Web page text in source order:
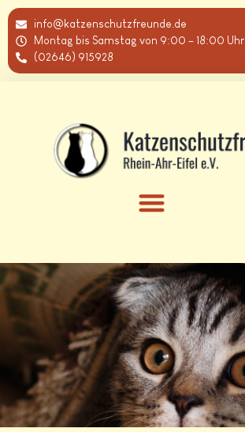
info@katzenschutzfreunde.de
Montag bis Samstag von 9:00 – 18:00 Uhr
(02646) 915928